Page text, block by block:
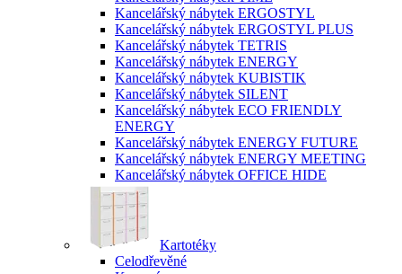
Kancelářský nábytek ERGOSTYL
Kancelářský nábytek ERGOSTYL PLUS
Kancelářský nábytek TETRIS
Kancelářský nábytek ENERGY
Kancelářský nábytek KUBISTIK
Kancelářský nábytek SILENT
Kancelářský nábytek ECO FRIENDLY
ENERGY
Kancelářský nábytek ENERGY FUTURE
Kancelářský nábytek ENERGY MEETING
Kancelářský nábytek OFFICE HIDE
Kartotéky
Celodřevěné